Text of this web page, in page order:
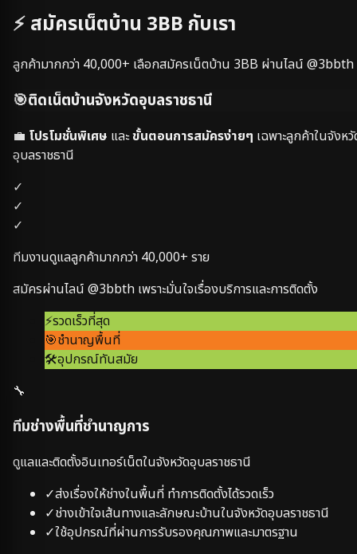
⚡ สมัครเน็ตบ้าน 3BB กับเรา
ลูกค้ามากกว่า 40,000+ เลือกสมัครเน็ตบ้าน 3BB ผ่านไลน์ @3bbth
🎯ติดเน็ตบ้านจังหวัดอุบลราชธานี
💼 โปรโมชั่นพิเศษ และขั้นตอนการสมัครง่ายๆ เฉพาะลูกค้าในจังห
อุบลราชธานี
✓
✓
✓
ทีมงานดูแลลูกค้ามากกว่า 40,000+ ราย
สมัครผ่านไลน์ @3bbth เพราะมั่นใจเรื่องบริการและการติดตั้ง
⚡รวดเร็วที่สุด
🎯ชำนาญพื้นที่
🛠️อุปกรณ์ทันสมัย
🔧
ทีมช่างพื้นที่ชำนาญการ
ดูแลและติดตั้งอินเทอร์เน็ตในจังหวัดอุบลราชธานี
✓ส่งเรื่องให้ช่างในพื้นที่ ทำการติดตั้งได้รวดเร็ว
✓ช่างเข้าใจเส้นทางและลักษณะบ้านในจังหวัดอุบลราชธานี
✓ใช้อุปกรณ์ที่ผ่านการรับรองคุณภาพและมาตรฐาน